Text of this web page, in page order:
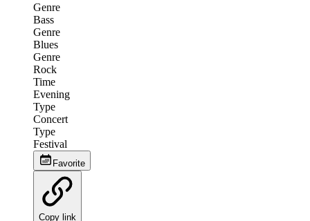
Genre
Bass
Genre
Blues
Genre
Rock
Time
Evening
Type
Concert
Type
Festival
Favorite
Copy link